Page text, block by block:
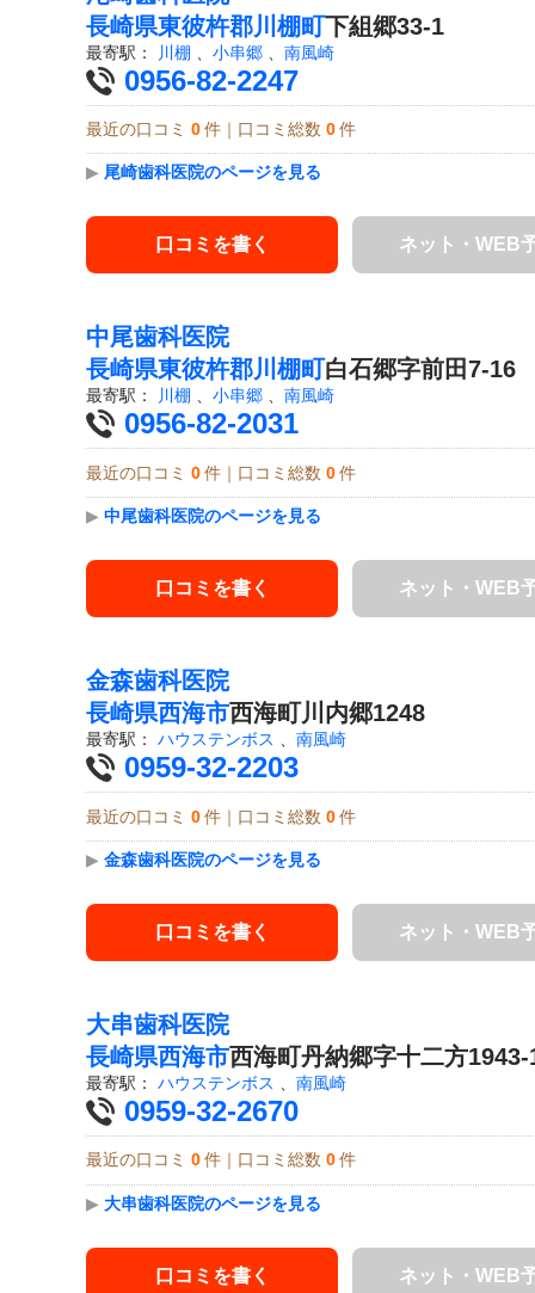
長崎県東彼杵郡川棚町下組郷33-1
最寄駅： 川棚 小串郷 南風崎
0956-82-2247
最近の口コミ 0 件｜口コミ総数 0 件
▶ 尾崎歯科医院のページを見る
口コミを書く ネット・WEB
中尾歯科医院
長崎県東彼杵郡川棚町白石郷字前田7-16
最寄駅： 川棚 、 小串郷 、 南風崎
0956-82-2031
最近の口コミ 0 件｜口コミ総数 0 件
▶ 中尾歯科医院のページを見る
口コミを書く ネット・WEB
金森歯科医院
長崎県西海市西海町川内郷1248
最寄駅： ハウステンボス 南風崎
0959-32-2203
最近の口コミ 0 件｜口コミ総数 0 件
▶ 金森歯科医院のページを見る
口コミを書く ネット・WEB
大串歯科医院
長崎県西海市西海町丹納郷字十二方1943-
最寄駅： ハウステンボス 南風崎
0959-32-2670
最近の口コミ 0 件｜口コミ総数 0 件
▶ 大串歯科医院のページを見る
口コミを書く ネット・WEB